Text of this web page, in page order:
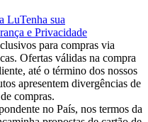
LuTenha sua
e Privacidade
para compras via
Ofertas válidas na compra
até o término dos nossos
apresentem divergências de
compras.
no País, nos termos da